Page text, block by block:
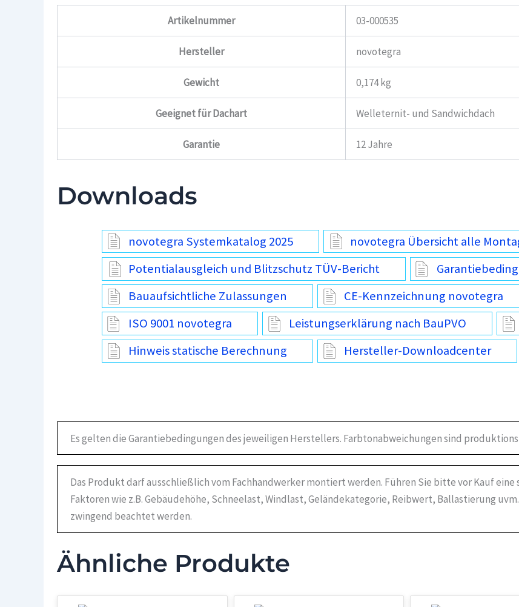
Artikelnummer 03-000535
Hersteller novotegra
Gewicht 0,174 kg
Geeignet für Dachart Welleternit- und Sandwichdach
Garantie 12 Jahre
Downloads
novotegra Systemkatalog 2025
novotegra Übersicht alle
Potentialausgleich und Blitzschutz TÜV-Bericht
Bauaufsichtliche Zulassungen
CE-Kennzeichnung novotegra
ISO 9001 novotegra
Leistungserklärung nach BauPVO
Hinweis statische Berechnung
Hersteller-Downloadcenter
Es gelten die Garantiebedingungen des jeweiligen Herstellers. Farbtonabweichungen sind
Das Produkt darf ausschließlich vom Fachhandwerker montiert werden. Führen Sie bitte vor Kauf
Faktoren wie z.B. Gebäudehöhe, Schneelast, Windlast, Geländekategorie, Reibwert, Ballastierung
zwingend beachtet werden.
Ähnliche Produkte